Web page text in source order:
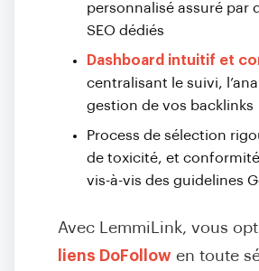
personnalisé assuré par
SEO dédiés
Dashboard intuitif et
centralisant le suivi,
gestion de vos backlinks
Process de sélection
de toxicité, et
vis-à-vis des guidelines
Avec LemmiLink, vous
liens DoFollow en toute